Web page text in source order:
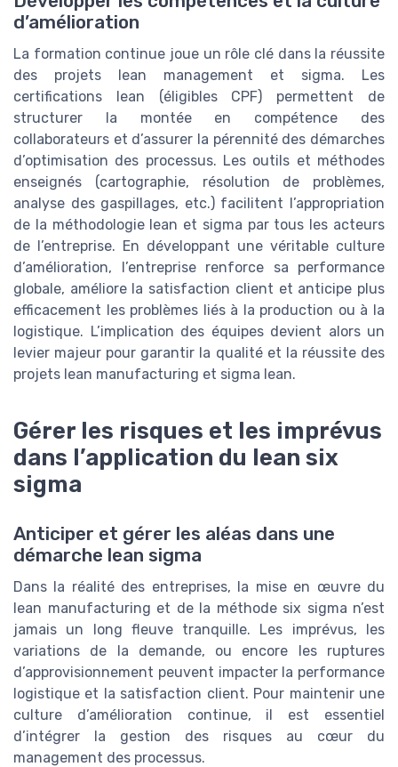
d’amélioration
La formation continue joue un rôle clé dans la réussite
des projets lean management et sigma. Les
certifications lean (éligibles CPF) permettent de
structurer la montée en compétence des
collaborateurs et d’assurer la pérennité des démarches
d’optimisation des processus. Les outils et méthodes
enseignés (cartographie, résolution de problèmes,
analyse des gaspillages, etc.) facilitent l’appropriation
de la méthodologie lean et sigma par tous les acteurs
de l’entreprise. En développant une véritable culture
d’amélioration, l’entreprise renforce sa performance
globale, améliore la satisfaction client et anticipe plus
efficacement les problèmes liés à la production ou à la
logistique. L’implication des équipes devient alors un
levier majeur pour garantir la qualité et la réussite des
projets lean manufacturing et sigma lean.
Gérer les risques et les imprévus
dans l’application du lean six
sigma
Anticiper et gérer les aléas dans une
démarche lean sigma
Dans la réalité des entreprises, la mise en œuvre du
lean manufacturing et de la méthode six sigma n’est
jamais un long fleuve tranquille. Les imprévus, les
variations de la demande, ou encore les ruptures
d’approvisionnement peuvent impacter la performance
logistique et la satisfaction client. Pour maintenir une
culture d’amélioration continue, il est essentiel
d’intégrer la gestion des risques au cœur du
management des processus.